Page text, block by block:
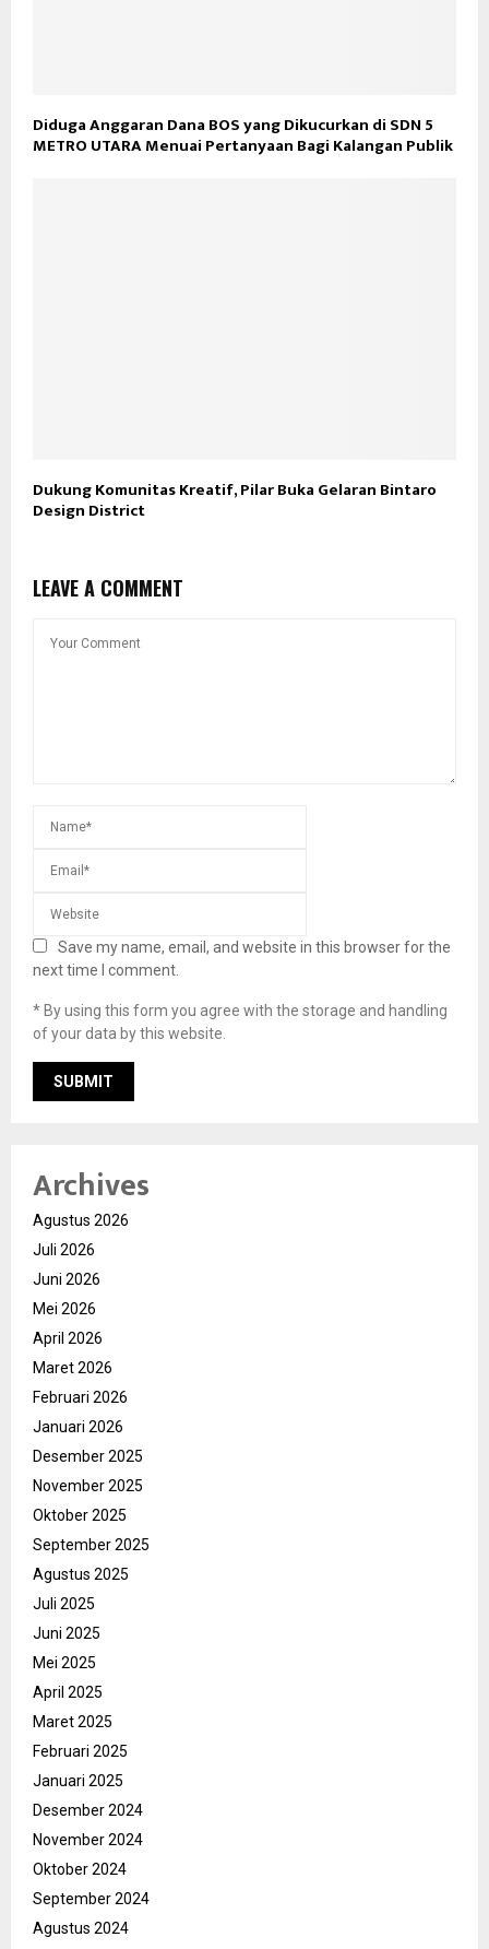
Diduga Anggaran Dana BOS yang Dikucurkan di SDN 5
METRO UTARA Menuai Pertanyaan Bagi Kalangan Publik
Dukung Komunitas Kreatif, Pilar Buka Gelaran Bintaro
Design District
LEAVE A COMMENT
Save my name, email, and website in this browser for the
next time I comment.
* By using this form you agree with the storage and handling
of your data by this website.
Archives
Agustus 2026
Juli 2026
Juni 2026
Mei 2026
April 2026
Maret 2026
Februari 2026
Januari 2026
Desember 2025
November 2025
Oktober 2025
September 2025
Agustus 2025
Juli 2025
Juni 2025
Mei 2025
April 2025
Maret 2025
Februari 2025
Januari 2025
Desember 2024
November 2024
Oktober 2024
September 2024
Agustus 2024